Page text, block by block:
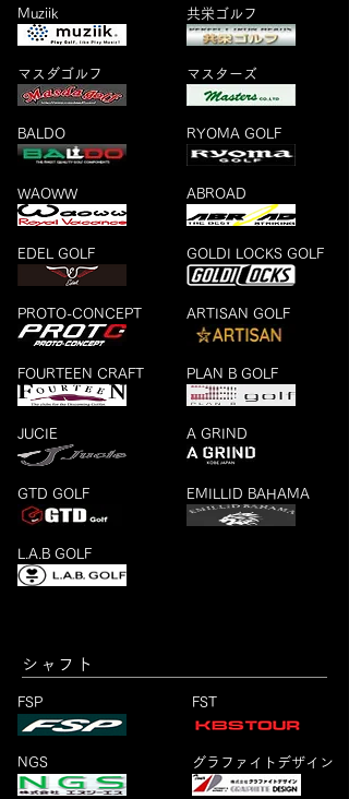
Muziik
マスダゴルフ
BALDO
WAOWW
EDEL GOLF
PROTO-CONCEPT
FOURTEEN CRAFT
JUCIE
​GTD GOLF
L.A.B GOLF
共栄ゴルフ
マスターズ
RYOMA GOLF
ABROAD
GOLDI LOCKS GOLF
ARTISAN GOLF
PLAN B GOLF
A GRIND
​EMILLID BAHAMA
シャフト
FSP
NGS
FST
グラファイトデザイン